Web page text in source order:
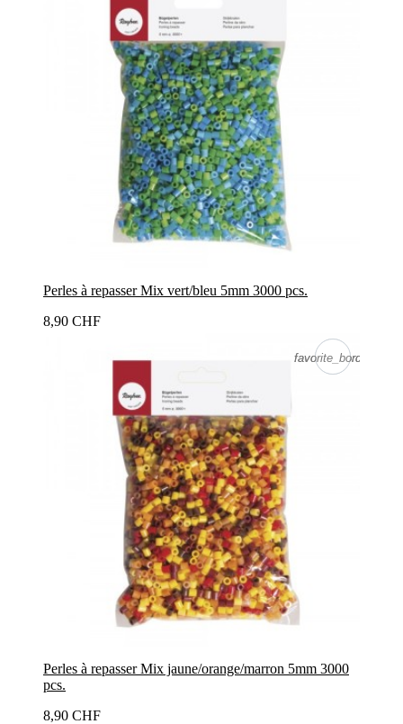
Perles à repasser Mix vert/bleu 5mm 3000 pcs.
8,90 CHF
favorite_border
favorite_border
Perles à repasser Mix jaune/orange/marron 5mm 3000
pcs.
8,90 CHF